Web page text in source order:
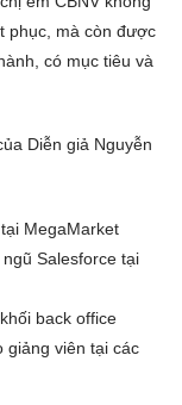
phục, mà còn được
có mục tiêu và
Diễn giả Nguyễn
MegaMarket
Salesforce tại
back office
giảng viên tại các